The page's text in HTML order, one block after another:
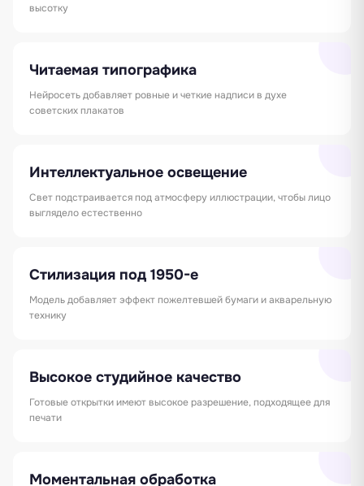
высотку
Читаемая типографика
Нейросеть добавляет ровные и четкие надписи в духе
советских плакатов
Интеллектуальное освещение
Свет подстраивается под атмосферу иллюстрации, чтобы лицо
выглядело естественно
Стилизация под 1950-е
Модель добавляет эффект пожелтевшей бумаги и акварельную
технику
Высокое студийное качество
Готовые открытки имеют высокое разрешение, подходящее для
печати
Моментальная обработка